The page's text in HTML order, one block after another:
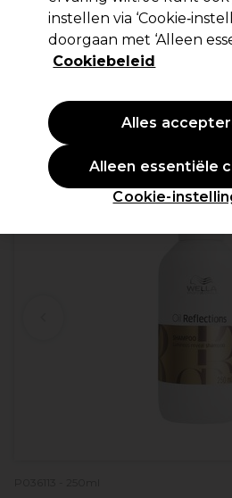
Wella Professionals Oil
Reveal Shampoo 250ml
(0)
9.86 € per 100ml
PROMOTIE
instellen via
doorgaan met ‘Alleen
Cookiebeleid
Cookie-
Alleen essentiële
Alles